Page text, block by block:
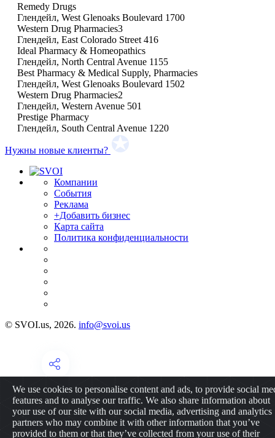
Remedy Drugs
Глендейл, West Glenoaks Boulevard 1700
Western Drug Pharmacies3
Глендейл, East Colorado Street 416
Ideal Pharmacy & Homeopathics
Глендейл, North Central Avenue 1155
Best Pharmacy & Medical Supply, Pharmacies
Глендейл, West Glenoaks Boulevard 1502
Western Drug Pharmacies2
Глендейл, Western Avenue 501
Prestige Pharmacy
Глендейл, South Central Avenue 1220
Нужны новые клиенты?
Компании
События
Реклама
+Добавить бизнес
Карта сайта
Политика конфиденциальности
© SVOI.us, 2026. info@svoi.us
We use cookies to personalise content and ads, to provide social
features and to analyse our traffic. We also share information about
your use of our site with our social media, advertising and analytics
partners who may combine it with other information that you’ve
provided to them or that they’ve collected from your use of their